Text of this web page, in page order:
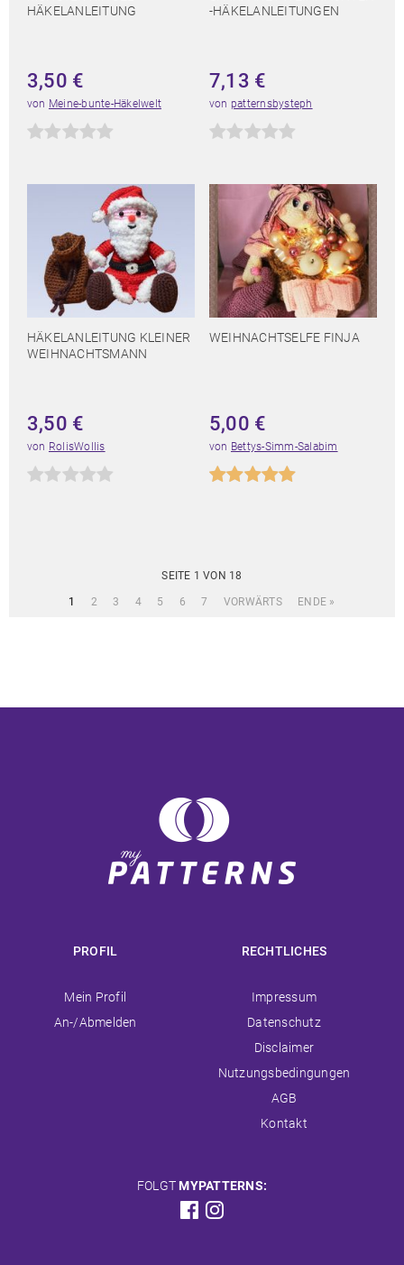
HÄKELANLEITUNG
3,50 €
von Meine-bunte-Häkelwelt
-HÄKELANLEITUNGEN
7,13 €
von patternsbysteph
HÄKELANLEITUNG KLEINER
WEIHNACHTSMANN
3,50 €
von RolisWollis
WEIHNACHTSELFE FINJA
5,00 €
von Bettys-Simm-Salabim
SEITE 1 VON 18
1 2 3 4 5 6 7 VORWÄRTS ENDE »
PROFIL
Navigation
überspringen
Mein Profil
An-/Abmelden
RECHTLICHES
Navigation
überspringen
Impressum
Datenschutz
Disclaimer
Nutzungsbedingungen
AGB
Kontakt
FOLGT MYPATTERNS: